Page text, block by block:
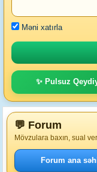
Məni xatırla
✨ Pulsuz
💬 Forum
Mövzulara baxın, sual
Forum ana